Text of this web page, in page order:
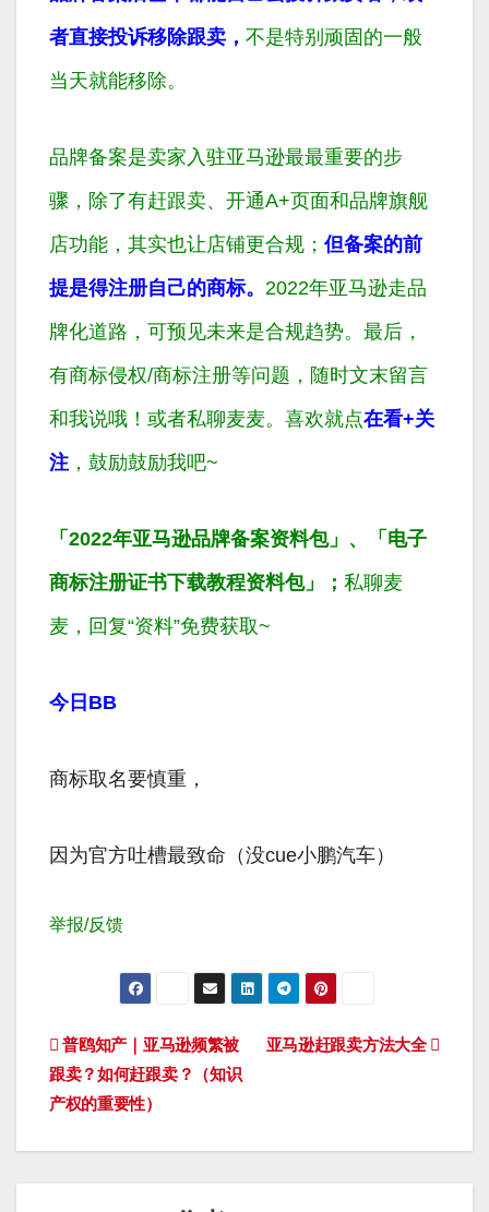
者直接投诉移除跟卖 ， 不是特别顽固的一般
当天就能移除。
品牌备案是卖家入驻亚马逊最最重要的步
骤，除了有赶跟卖、开通A+页面和品牌旗舰
店功能，其实也让店铺更合规； 但备案的前
提是得注册自己的商标。 2022年亚马逊走品
牌化道路，可预见未来是合规趋势。最后，
有商标侵权/商标注册等问题， 随时文末留言
和我说哦！或者私聊麦麦。 喜欢就点在看+关
注 ，鼓励鼓励我吧~
「2022年亚马逊品牌备案资料包」、「 电子
商标注册证书下载教程资料包」； 私聊麦
麦，回复“资料”免费获取~
今日BB
商标取名要慎重，
因为官方吐槽最致命（没cue小鹏汽车）
举报/反馈
文
章
导
亚马逊赶跟卖方法大全
普鸥知产｜亚马逊频繁被
跟卖？如何赶跟卖？（知识
产权的重要性）